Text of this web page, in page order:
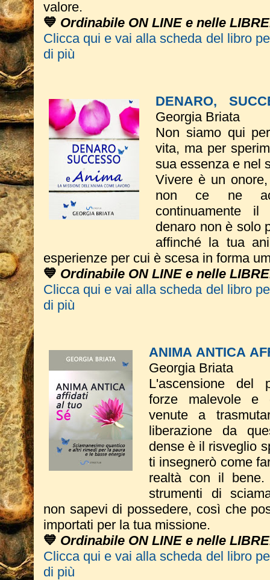
valore.
💙 Ordinabile ON LINE e nelle
Clicca qui e vai alla scheda del libro
di più
DENARO,
Georgia Briata
Non siamo qui
vita, ma per
sua essenza e nel
Vivere è un
non ce ne
continuamente
denaro non è solo
affinché la tua
esperienze per cui è scesa in forma
💙 Ordinabile ON LINE e nelle
Clicca qui e vai alla scheda del libro
di più
ANIMA ANTICA
Georgia Briata
L'ascensione del
forze malevole e
venute a
liberazione da
dense è il risveglio
ti insegnerò come
realtà con il
strumenti di
non sapevi di possedere, così che
importati per la tua missione.
💙 Ordinabile ON LINE e nelle
Clicca qui e vai alla scheda del libro
di più